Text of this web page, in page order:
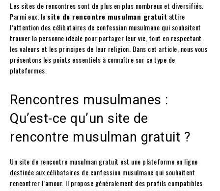
Les sites de rencontres sont de plus en plus nombreux et diversifiés.
Parmi eux, le site de rencontre musulman gratuit attire
l’attention des célibataires de confession musulmane qui souhaitent
trouver la personne idéale pour partager leur vie, tout en respectant
les valeurs et les principes de leur religion. Dans cet article, nous vous
présentons les points essentiels à connaître sur ce type de
plateformes.
Rencontres musulmanes :
Qu’est-ce qu’un site de
rencontre musulman gratuit ?
Un site de rencontre musulman gratuit est une plateforme en ligne
destinée aux célibataires de confession musulmane qui souhaitent
rencontrer l’amour. Il propose généralement des profils compatibles